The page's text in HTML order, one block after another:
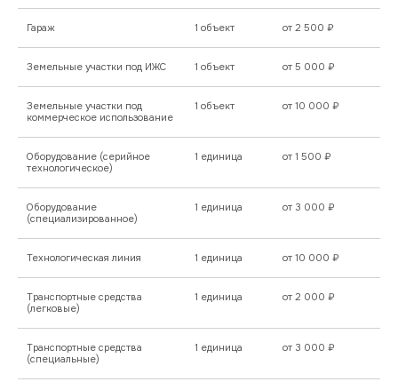
Гараж 1 объект от 2 500 ₽
Земельные участки под ИЖС 1 объект от 5 000 ₽
Земельные участки под
коммерческое использование
1 объект от 10 000 ₽
Оборудование (серийное
технологическое)
1 единица от 1 500 ₽
Оборудование
(специализированное)
1 единица от 3 000 ₽
Технологическая линия 1 единица от 10 000 ₽
Транспортные средства
(легковые)
1 единица от 2 000 ₽
Транспортные средства
(специальные)
1 единица от 3 000 ₽